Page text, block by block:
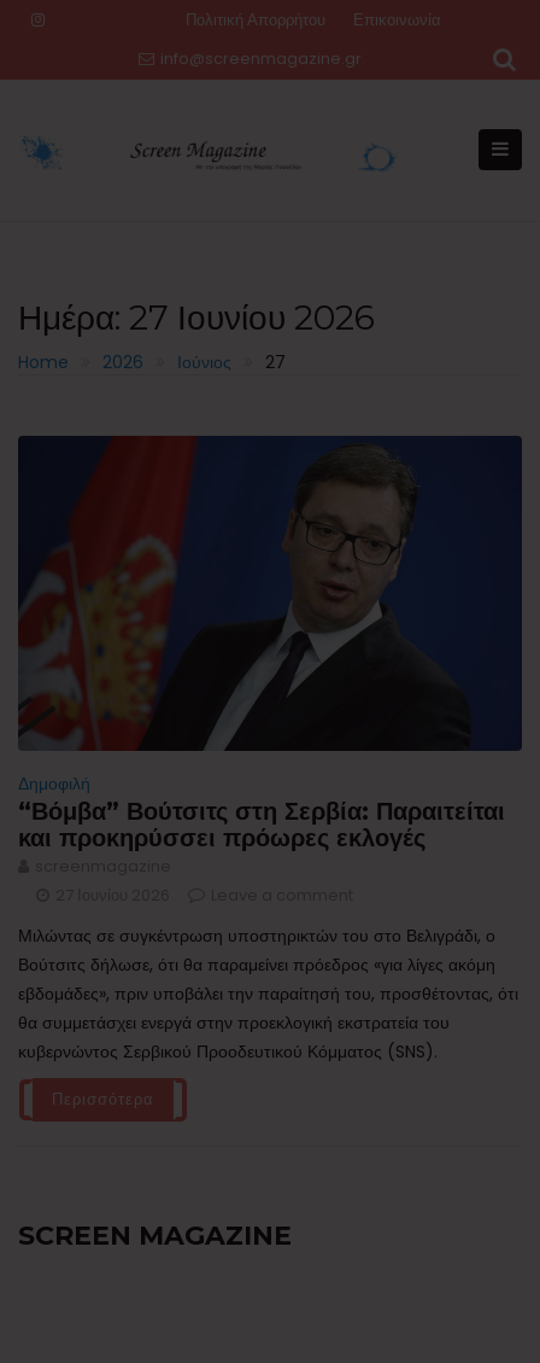
Πολιτική Απορρήτου
Επικοινωνία
info@screenmagazine.gr
Ημέρα: 27 Ιουνίου 2026
Home 2026 Ιούνιος 27
Δημοφιλή
“Βόμβα” Βούτσιτς στη Σερβία: Παραιτείται
και προκηρύσσει πρόωρες εκλογές
Μιλώντας σε συγκέντρωση υποστηρικτών του στο Βελιγράδι, ο
Βούτσιτς δήλωσε, ότι θα παραμείνει πρόεδρος «για λίγες ακόμη
εβδομάδες», πριν υποβάλει την παραίτησή του, προσθέτοντας, ότι
θα συμμετάσχει ενεργά στην προεκλογική εκστρατεία του
κυβερνώντος Σερβικού Προοδευτικού Κόμματος (SNS).
Περισσότερα
SCREEN MAGAZINE